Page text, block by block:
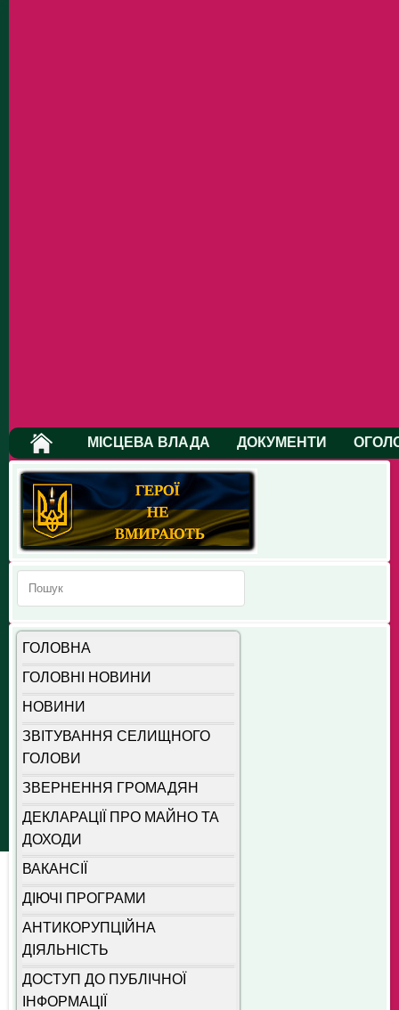
МІСЦЕВА ВЛАДА ДОКУМЕНТИ
ГОЛОВНА
ГОЛОВНІ НОВИНИ
НОВИНИ
ЗВІТУВАННЯ СЕЛИЩНОГО
ГОЛОВИ
ЗВЕРНЕННЯ ГРОМАДЯН
ДЕКЛАРАЦІЇ ПРО МАЙНО ТА
ДОХОДИ
ВАКАНСІЇ
ДІЮЧІ ПРОГРАМИ
АНТИКОРУПЦІЙНА
ДІЯЛЬНІСТЬ
ДОСТУП ДО ПУБЛІЧНОЇ
ІНФОРМАЦІЇ